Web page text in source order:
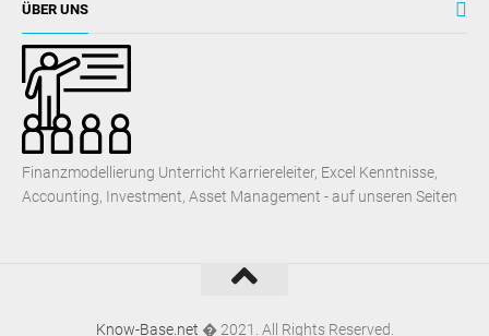
ÜBER UNS
Finanzmodellierung Unterricht Karriereleiter, Excel Kenntnisse,
Accounting, Investment, Asset Management - auf unseren Seiten
Know-Base.net � 2021. All Rights Reserved.